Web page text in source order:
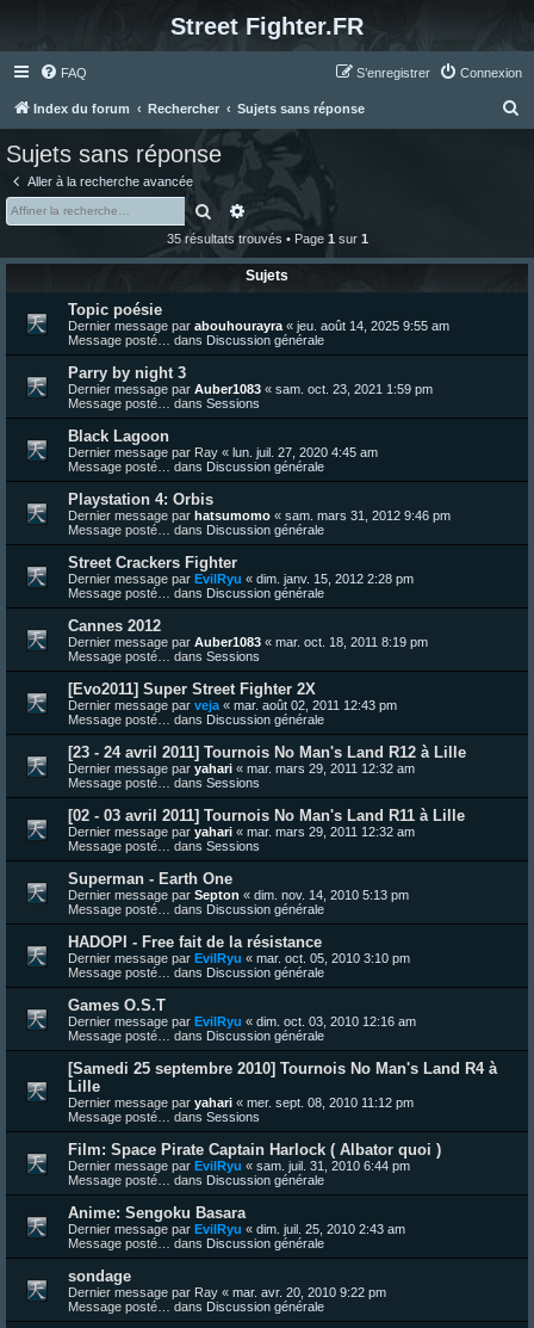
Street Fighter.FR
FAQ Connexion
S’enregistrer
Index du forum Rechercher Sujets sans réponse
Sujets sans réponse
Aller à la recherche avancée
RechercherRecherche avancée
35 résultats trouvés • Page 1 sur 1
Sujets
Topic poésie
Dernier message par abouhourayra « jeu. août 14, 2025 9:55 am
Message posté… dans Discussion générale
Parry by night 3
Dernier message par Auber1083 « sam. oct. 23, 2021 1:59 pm
Message posté… dans Sessions
Black Lagoon
Dernier message par Ray « lun. juil. 27, 2020 4:45 am
Message posté… dans Discussion générale
Playstation 4: Orbis
Dernier message par hatsumomo « sam. mars 31, 2012 9:46 pm
Message posté… dans Discussion générale
Street Crackers Fighter
Dernier message par EvilRyu « dim. janv. 15, 2012 2:28 pm
Message posté… dans Discussion générale
Cannes 2012
Dernier message par Auber1083 « mar. oct. 18, 2011 8:19 pm
Message posté… dans Sessions
[Evo2011] Super Street Fighter 2X
Dernier message par veja « mar. août 02, 2011 12:43 pm
Message posté… dans Discussion générale
[23 - 24 avril 2011] Tournois No Man's Land R12 à Lille
Dernier message par yahari « mar. mars 29, 2011 12:32 am
Message posté… dans Sessions
[02 - 03 avril 2011] Tournois No Man's Land R11 à Lille
Dernier message par yahari « mar. mars 29, 2011 12:32 am
Message posté… dans Sessions
Superman - Earth One
Dernier message par Septon « dim. nov. 14, 2010 5:13 pm
Message posté… dans Discussion générale
HADOPI - Free fait de la résistance
Dernier message par EvilRyu « mar. oct. 05, 2010 3:10 pm
Message posté… dans Discussion générale
Games O.S.T
Dernier message par EvilRyu « dim. oct. 03, 2010 12:16 am
Message posté… dans Discussion générale
[Samedi 25 septembre 2010] Tournois No Man's Land R4 à
Lille
Dernier message par yahari « mer. sept. 08, 2010 11:12 pm
Message posté… dans Sessions
Film: Space Pirate Captain Harlock ( Albator quoi )
Dernier message par EvilRyu « sam. juil. 31, 2010 6:44 pm
Message posté… dans Discussion générale
Anime: Sengoku Basara
Dernier message par EvilRyu « dim. juil. 25, 2010 2:43 am
Message posté… dans Discussion générale
sondage
Dernier message par Ray « mar. avr. 20, 2010 9:22 pm
Message posté… dans Discussion générale